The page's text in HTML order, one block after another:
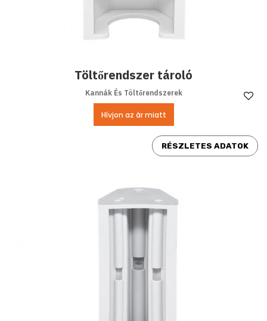
Töltőrendszer tároló
Kannák És Töltőrendszerek
Hívjon az ár miatt
RÉSZLETES ADATOK